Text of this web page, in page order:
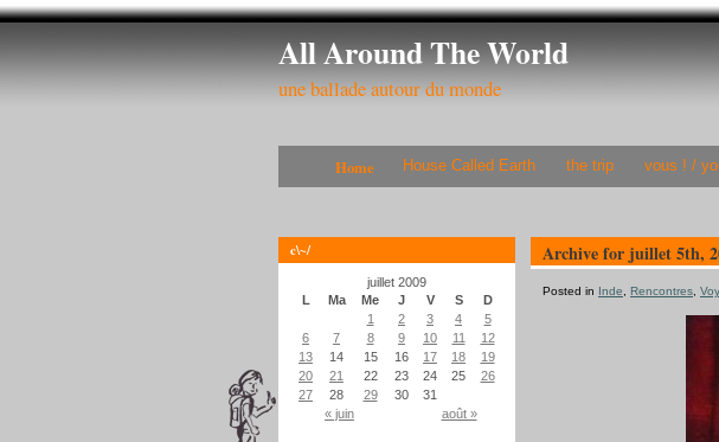
All Around The World
une ballade autour du monde
Home House Called Earth the trip vous ! /
c\~/
juillet 2009
L
Ma Me J V S D
« juin août »
1 2 3 4
5
6
7 8 9 10 11
12
13
14 15 16 17 18
19
20
21 22 23 24 25
26
27
28 29 30 31
Archive for juillet 5th,
Posted in Inde Rencontres